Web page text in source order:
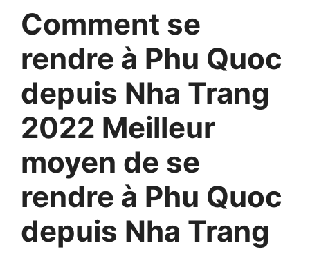
Comment se
rendre à Phu Quoc
depuis Nha Trang
2022 Meilleur
moyen de se
rendre à Phu Quoc
depuis Nha Trang